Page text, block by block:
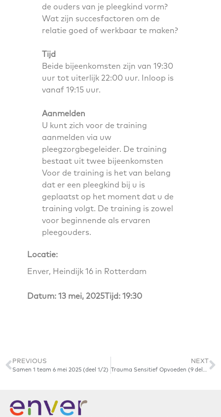
de ouders van je pleegkind vorm?
Wat zijn succesfactoren om de
relatie goed of werkbaar te maken?
Tijd
Beide bijeenkomsten zijn van 19:30
uur tot uiterlijk 22:00 uur. Inloop is
vanaf 19:15 uur.
Aanmelden
U kunt zich voor de training
aanmelden via uw
pleegzorgbegeleider. De training
bestaat uit twee bijeenkomsten
Voor de training is het van belang
dat er een pleegkind bij u is
geplaatst op het moment dat u de
training volgt. De training is zowel
voor beginnende als ervaren
pleegouders.
Locatie:
Enver, Heindijk 16 in Rotterdam
Datum: 13 mei, 2025Tijd: 19:30
PREVIOUS
Samen 1 team 6 mei 2025 (deel 1/2)
NEXT
Trauma Sensitief Opvoeden (9 delen, vrijdag) start 26 september 2025 VOL